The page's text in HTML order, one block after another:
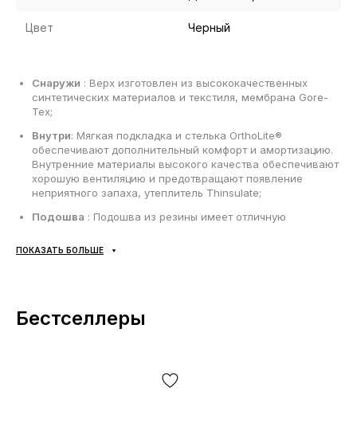
Цвет Черный
Снаружи : Верх изготовлен из высококачественных
синтетических материалов и текстиля, мембрана Gore-
Tex;
Внутри: Мягкая подкладка и стелька OrthoLite®
обеспечивают дополнительный комфорт и амортизацию.
Внутренние материалы высокого качества обеспечивают
хорошую вентиляцию и предотвращают появление
неприятного запаха, утеплитель Thinsulate;
Подошва : Подошва из резины имеет отличную
амортизацию . Протектор Mud Contragrip® на подметке
Производитель : Вьетнам.
компании «НОВАЯ ПОЧТА», никаких других вариантов
ПОКАЗАТЬ БОЛЬШЕ
Бестселлеры